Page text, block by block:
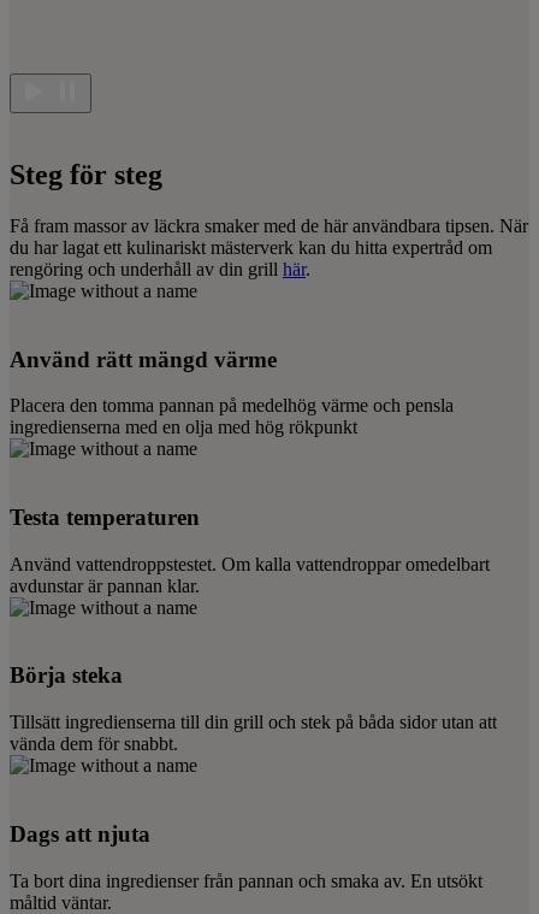
Steg för steg
Få fram massor av läckra smaker med de här användbara tipsen. När
du har lagat ett kulinariskt mästerverk kan du hitta expertråd om
rengöring och underhåll av din grill här.
Använd rätt mängd värme
Placera den tomma pannan på medelhög värme och pensla
ingredienserna med en olja med hög rökpunkt
Testa temperaturen
Använd vattendroppstestet. Om kalla vattendroppar omedelbart
avdunstar är pannan klar.
Börja steka
Tillsätt ingredienserna till din grill och stek på båda sidor utan att
vända dem för snabbt.
Dags att njuta
Ta bort dina ingredienser från pannan och smaka av. En utsökt
måltid väntar.